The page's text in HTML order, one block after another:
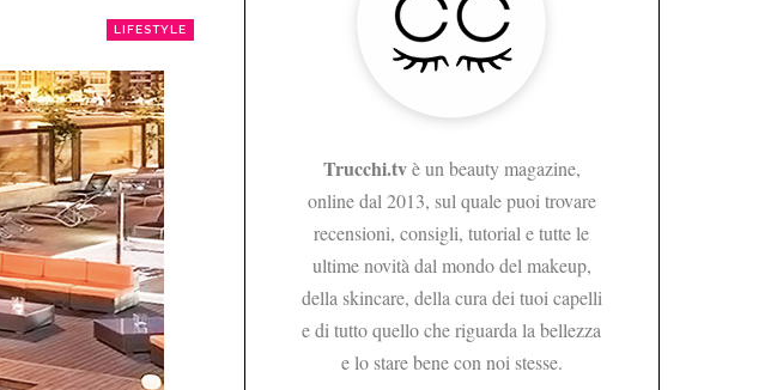
LIFESTYLE
Trucchi.tvè un beauty magazine,
online dal 2013, sul quale puoi trovare
recensioni, consigli, tutorial e tutte le
ultime novità dal mondo del makeup,
della skincare, della cura dei tuoi capelli
e di tutto quello che riguarda la bellezza
e lo stare bene con noi stesse.